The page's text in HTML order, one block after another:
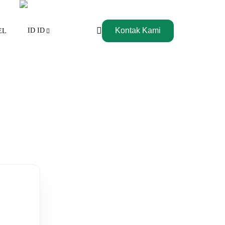
ID Kontak Kami